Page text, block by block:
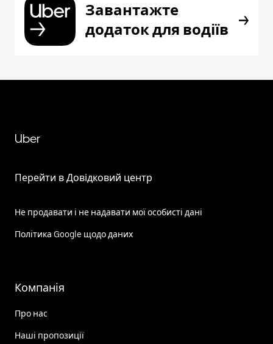
Завантажте
додаток для водіїв
Uber
Перейти в Довідковий центр
Не продавати і не надавати мої особисті дані
Політика Google щодо даних
Компанія
Про нас
Наші пропозиції